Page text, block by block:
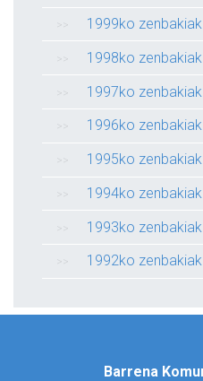
1999ko zenbakiak
1998ko zenbakiak
1997ko zenbakiak
1996ko zenbakiak
1995ko zenbakiak
1994ko zenbakiak
1993ko zenbakiak
1992ko zenbakiak
Barrena